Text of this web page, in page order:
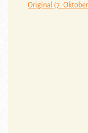
Original (7.